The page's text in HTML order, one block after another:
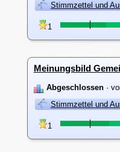
Stimmzettel und
1
Meinungsbild
Abgeschlossen·
Stimmzettel und
1